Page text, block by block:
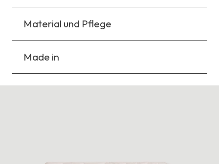
Material und Pflege
Made in